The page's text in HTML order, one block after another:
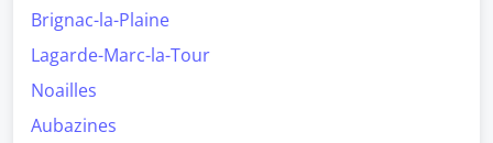
Brignac-la-Plaine
Lagarde-Marc-la-Tour
Noailles
Aubazines